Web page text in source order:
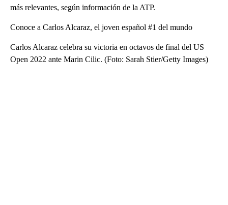
más relevantes, según información de la ATP.
Conoce a Carlos Alcaraz, el joven español #1 del mundo
Carlos Alcaraz celebra su victoria en octavos de final del US
Open 2022 ante Marin Cilic. (Foto: Sarah Stier/Getty Images)